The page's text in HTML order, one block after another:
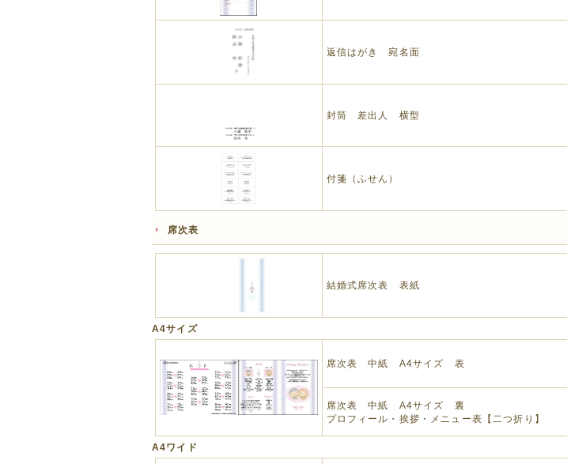
返信はがき 宛名面
封筒 差出人 横型
付箋（ふせん）
席次表
結婚式席次表 表紙
A4サイズ
席次表 中紙 A4サイズ 表
席次表 中紙 A4サイズ 裏
プロフィール・挨拶・メニュー表【二つ折り】
A4ワイド